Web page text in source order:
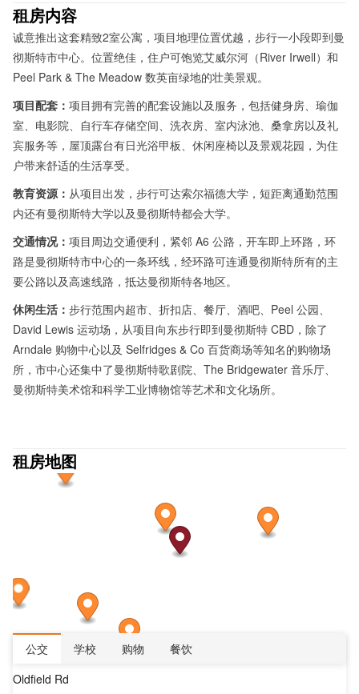
租房内容
诚意推出这套精致2室公寓，项目地理位置优越，步行一小段即到曼
彻斯特市中心。位置绝佳，住户可饱览艾威尔河（River Irwell）和
Peel Park & The Meadow 数英亩绿地的壮美景观。
项目配套： 项目拥有完善的配套设施以及服务，包括健身房、瑜伽
室、电影院、自行车存储空间、洗衣房、室内泳池、桑拿房以及礼
宾服务等，屋顶露台有日光浴甲板、休闲座椅以及景观花园，为住
户带来舒适的生活享受。
教育资源： 从项目出发，步行可达索尔福德大学，短距离通勤范围
内还有曼彻斯特大学以及曼彻斯特都会大学。
交通情况： 项目周边交通便利，紧邻 A6 公路，开车即上环路，环
路是曼彻斯特市中心的一条环线，经环路可连通曼彻斯特所有的主
要公路以及高速线路，抵达曼彻斯特各地区。
休闲生活： 步行范围内超市、折扣店、餐厅、酒吧、Peel 公园、
David Lewis 运动场，从项目向东步行即到曼彻斯特 CBD，除了
Arndale 购物中心以及 Selfridges & Co 百货商场等知名的购物场
所，市中心还集中了曼彻斯特歌剧院、The Bridgewater 音乐厅、
曼彻斯特美术馆和科学工业博物馆等艺术和文化场所。
租房地图
公交 学校 购物
餐饮
Oldfield Rd